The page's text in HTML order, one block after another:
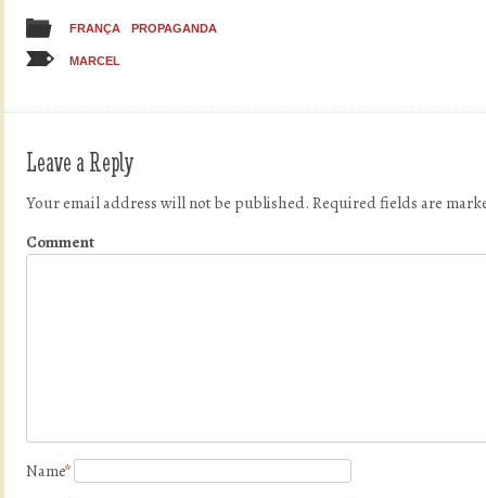
FRANÇA PROPAGANDA
MARCEL
Leave a Reply
Your email address will not be published. Required fields are
Comment
Name*